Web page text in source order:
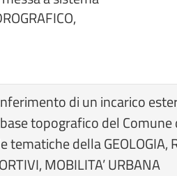
di un incarico
topografico del Comune
della GEOLOGIA,
MOBILITA’ URBANA